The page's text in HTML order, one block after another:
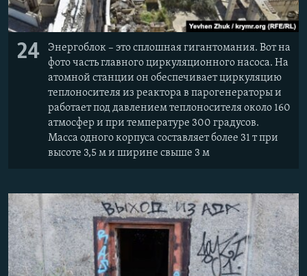
24
Энергоблок – это сплошная гигантомания. Вот на
фото часть главного циркуляционного насоса. На
атомной станции он обеспечивает циркуляцию
теплоносителя из реактора в парогенераторы и
работает под давлением теплоносителя около 160
атмосфер и при температуре 300 градусов.
Масса одного корпуса составляет более 31 т при
высоте 3,5 м и ширине свыше 3 м